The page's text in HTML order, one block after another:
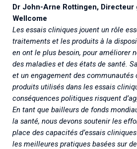
Dr John-Arne Rottingen, Directeur
Wellcome
Les essais cliniques jouent un rôle
traitements et les produits à la
en ont le plus besoin, pour améliorer
des maladies et des états de santé.
et un engagement des communautés
produits utilisés dans les essais
conséquences politiques risquent
En tant que bailleurs de fonds
la santé, nous devons soutenir les
place des capacités d’essais
les meilleures pratiques basées sur